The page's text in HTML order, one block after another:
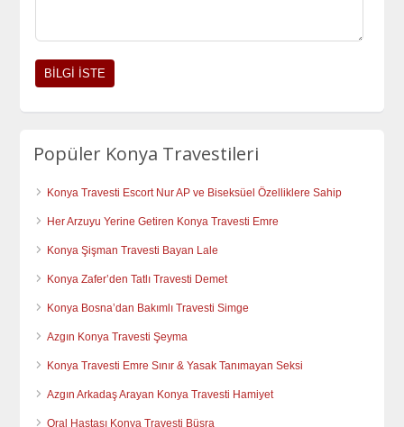
Popüler Konya Travestileri
Konya Travesti Escort Nur AP ve Biseksüel Özelliklere Sahip
Her Arzuyu Yerine Getiren Konya Travesti Emre
Konya Şişman Travesti Bayan Lale
Konya Zafer’den Tatlı Travesti Demet
Konya Bosna’dan Bakımlı Travesti Simge
Azgın Konya Travesti Şeyma
Konya Travesti Emre Sınır & Yasak Tanımayan Seksi
Azgın Arkadaş Arayan Konya Travesti Hamiyet
Oral Hastası Konya Travesti Büşra